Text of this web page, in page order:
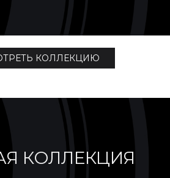
КОЛЛЕКЦИЮ
КОЛЛЕКЦИЯ